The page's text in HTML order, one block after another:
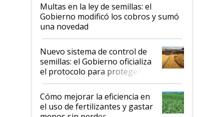
Multas en la ley de semillas: el
Gobierno modificó los cobros y sumó
una novedad
Nuevo sistema de control de
semillas: el Gobierno oficializa
el protocolo para proteger la
propiedad intelectual
Cómo mejorar la eficiencia en
el uso de fertilizantes y gastar